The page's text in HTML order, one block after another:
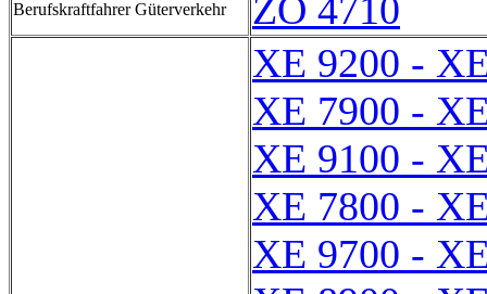
Berufskraftfahrer Güterverkehr
ZO 4710
XE 9200 -
XE 7900 -
XE 9100 -
XE 7800 -
XE 9700 -